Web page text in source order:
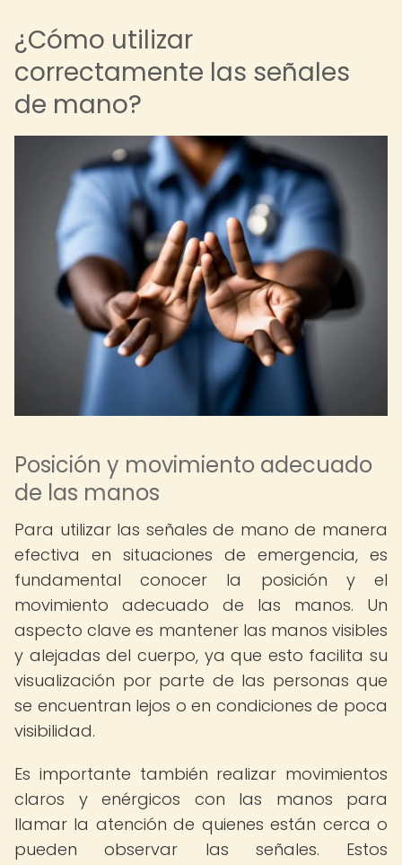
¿Cómo utilizar
correctamente las señales
de mano?
Posición y movimiento adecuado
de las manos
Para utilizar las señales de mano de manera
efectiva en situaciones de emergencia, es
fundamental conocer la posición y el
movimiento adecuado de las manos. Un
aspecto clave es mantener las manos visibles
y alejadas del cuerpo, ya que esto facilita su
visualización por parte de las personas que
se encuentran lejos o en condiciones de poca
visibilidad.
Es importante también realizar movimientos
claros y enérgicos con las manos para
llamar la atención de quienes están cerca o
pueden observar las señales. Estos